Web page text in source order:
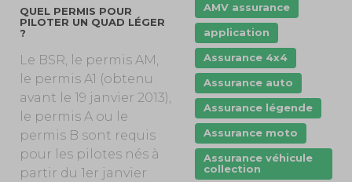
QUEL PERMIS POUR
PILOTER UN QUAD LÉGER
?
Le BSR, le permis AM,
le permis A1 (obtenu
avant le 19 janvier 2013),
le permis A ou le
permis B sont requis
pour les pilotes nés à
partir du 1er janvier
AMV assurance
application
Assurance 4x4
Assurance auto
Assurance légende
Assurance moto
Assurance véhicule
collection